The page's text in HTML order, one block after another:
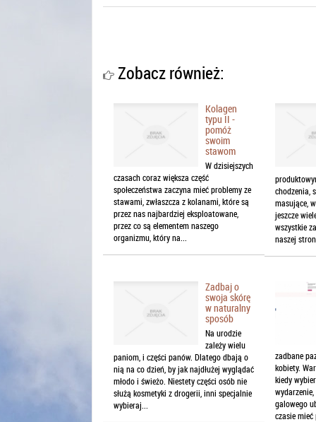
Zobacz również:
Kolagen
typu II -
pomóż
swoim
stawom
W dzisiejszych
czasach coraz większa część
społeczeństwa zaczyna mieć problemy ze
stawami, zwłaszcza z kolanami, które są
przez nas najbardziej eksploatowane,
przez co są elementem naszego
organizmu, który na...
chodzenia,
masujące,
jeszcze
wszystkie
naszej
Zadbaj o
swoja skórę
w naturalny
sposób
Na urodzie
zależy wielu
paniom, i części panów. Dlatego dbają o
nią na co dzień, by jak najdłużej wyglądać
młodo i świeżo. Niestety części osób nie
służą kosmetyki z drogerii, inni specjalnie
wybieraj...
zadbane
kobiety.
kiedy
galowego
czasie mieć